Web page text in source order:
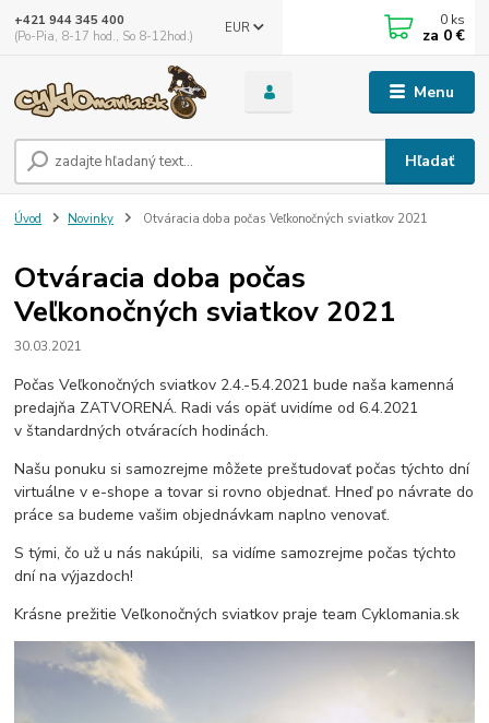
Menu
EUR
Hľadať
+421 944 345 400
(Po-Pia, 8-17 hod., So 8-12hod.)
0 ks
za 0 €
Úvod Novinky Otváracia doba počas Veľkonočných sviatkov 2021
Otváracia doba počas
Veľkonočných sviatkov 2021
30.03.2021
Počas Veľkonočných sviatkov 2.4.-5.4.2021 bude naša kamenná
predajňa ZATVORENÁ. Radi vás opäť uvidíme od 6.4.2021
v štandardných otváracích hodinách.
Našu ponuku si samozrejme môžete preštudovať počas týchto dní
virtuálne v e-shope a tovar si rovno objednať. Hneď po návrate do
práce sa budeme vašim objednávkam naplno venovať.
S tými, čo už u nás nakúpili, sa vidíme samozrejme počas týchto
dní na výjazdoch!
Krásne prežitie Veľkonočných sviatkov praje team Cyklomania.sk